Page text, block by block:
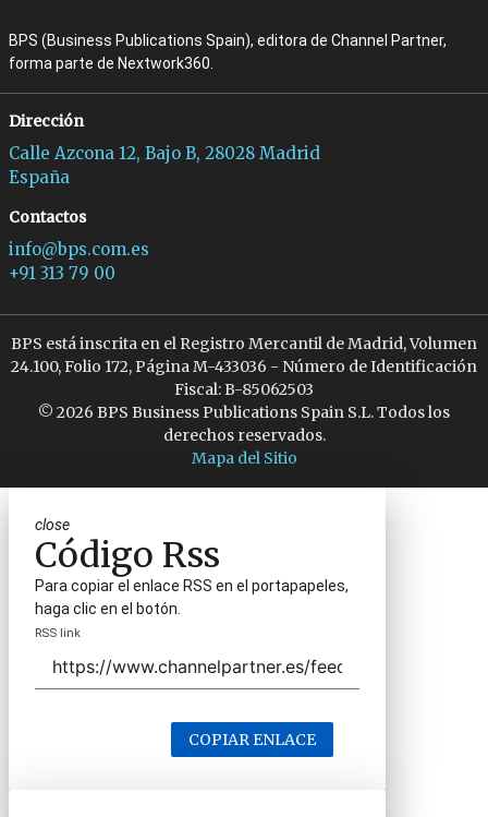
BPS (Business Publications Spain), editora de Channel Partner,
forma parte de Nextwork360.
Dirección
Calle Azcona 12, Bajo B, 28028 Madrid
España
Contactos
info@bps.com.es
+91 313 79 00
BPS está inscrita en el Registro Mercantil de Madrid, Volumen
24.100, Folio 172, Página M-433036 - Número de Identificación
Fiscal: B-85062503
© 2026 BPS Business Publications Spain S.L. Todos los
derechos reservados.
Mapa del Sitio
close
Código Rss
Para copiar el enlace RSS en el portapapeles,
haga clic en el botón.
RSS link
COPIAR ENLACE